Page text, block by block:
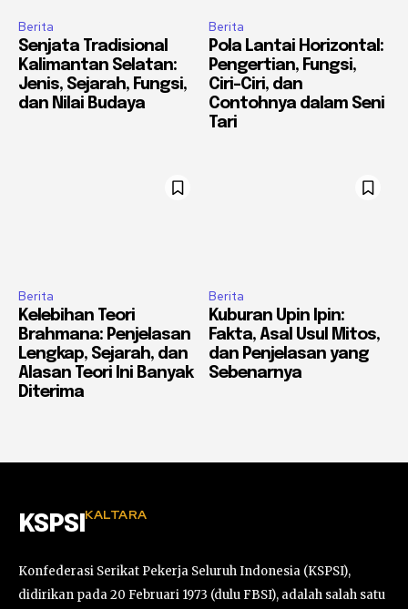
Berita
Senjata Tradisional
Kalimantan Selatan:
Jenis, Sejarah, Fungsi,
dan Nilai Budaya
Berita
Pola Lantai Horizontal:
Pengertian, Fungsi,
Ciri-Ciri, dan
Contohnya dalam Seni
Tari
Berita
Kelebihan Teori
Brahmana: Penjelasan
Lengkap, Sejarah, dan
Alasan Teori Ini Banyak
Diterima
Berita
Kuburan Upin Ipin:
Fakta, Asal Usul Mitos,
dan Penjelasan yang
Sebenarnya
KSPSI KALTARA
Konfederasi Serikat Pekerja Seluruh Indonesia (KSPSI),
didirikan pada 20 Februari 1973 (dulu FBSI), adalah salah satu